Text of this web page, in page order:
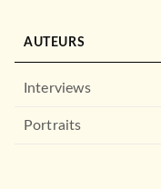
AUTEURS
Interviews
Portraits